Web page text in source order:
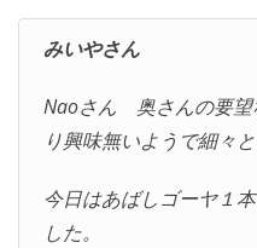
みいやさん
Naoさん 奥さんの要望
り興味無いようで細々
今日はあばしゴーヤ１
した。